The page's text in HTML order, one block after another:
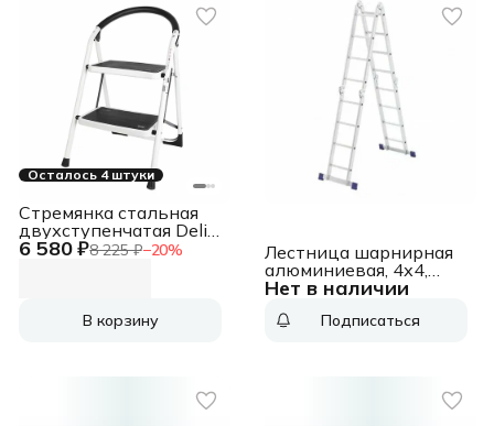
Осталось 4 штуки
6 580 ₽8 225 ₽−20%
Стремянка стальная
двухступенчатая Deli
DL509012 макс.высота
В корзину
Нет в наличии
Лестница шарнирная
алюминиевая, 4х4,
Россия [97882]
Подписаться